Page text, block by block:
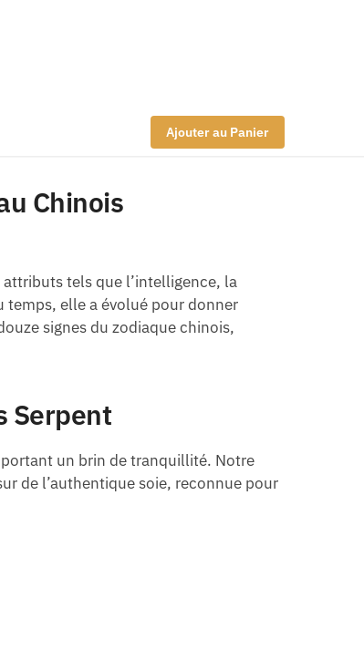
Ajouter au Panier
Chinois
tels que l’intelligence, la
elle a évolué pour donner
signes du zodiaque chinois,
Serpent
un brin de tranquillité. Notre
de l’authentique soie, reconnue pour